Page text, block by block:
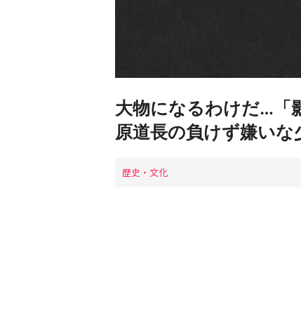
大物になるわけだ…「
原道長の負けず嫌いな
歴史・文化